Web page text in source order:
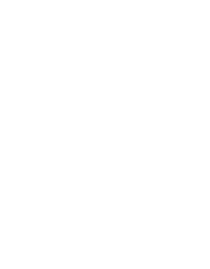
en suivant ce